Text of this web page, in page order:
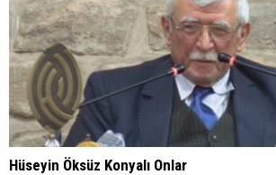
Hüseyin Öksüz Konyalı Onlar